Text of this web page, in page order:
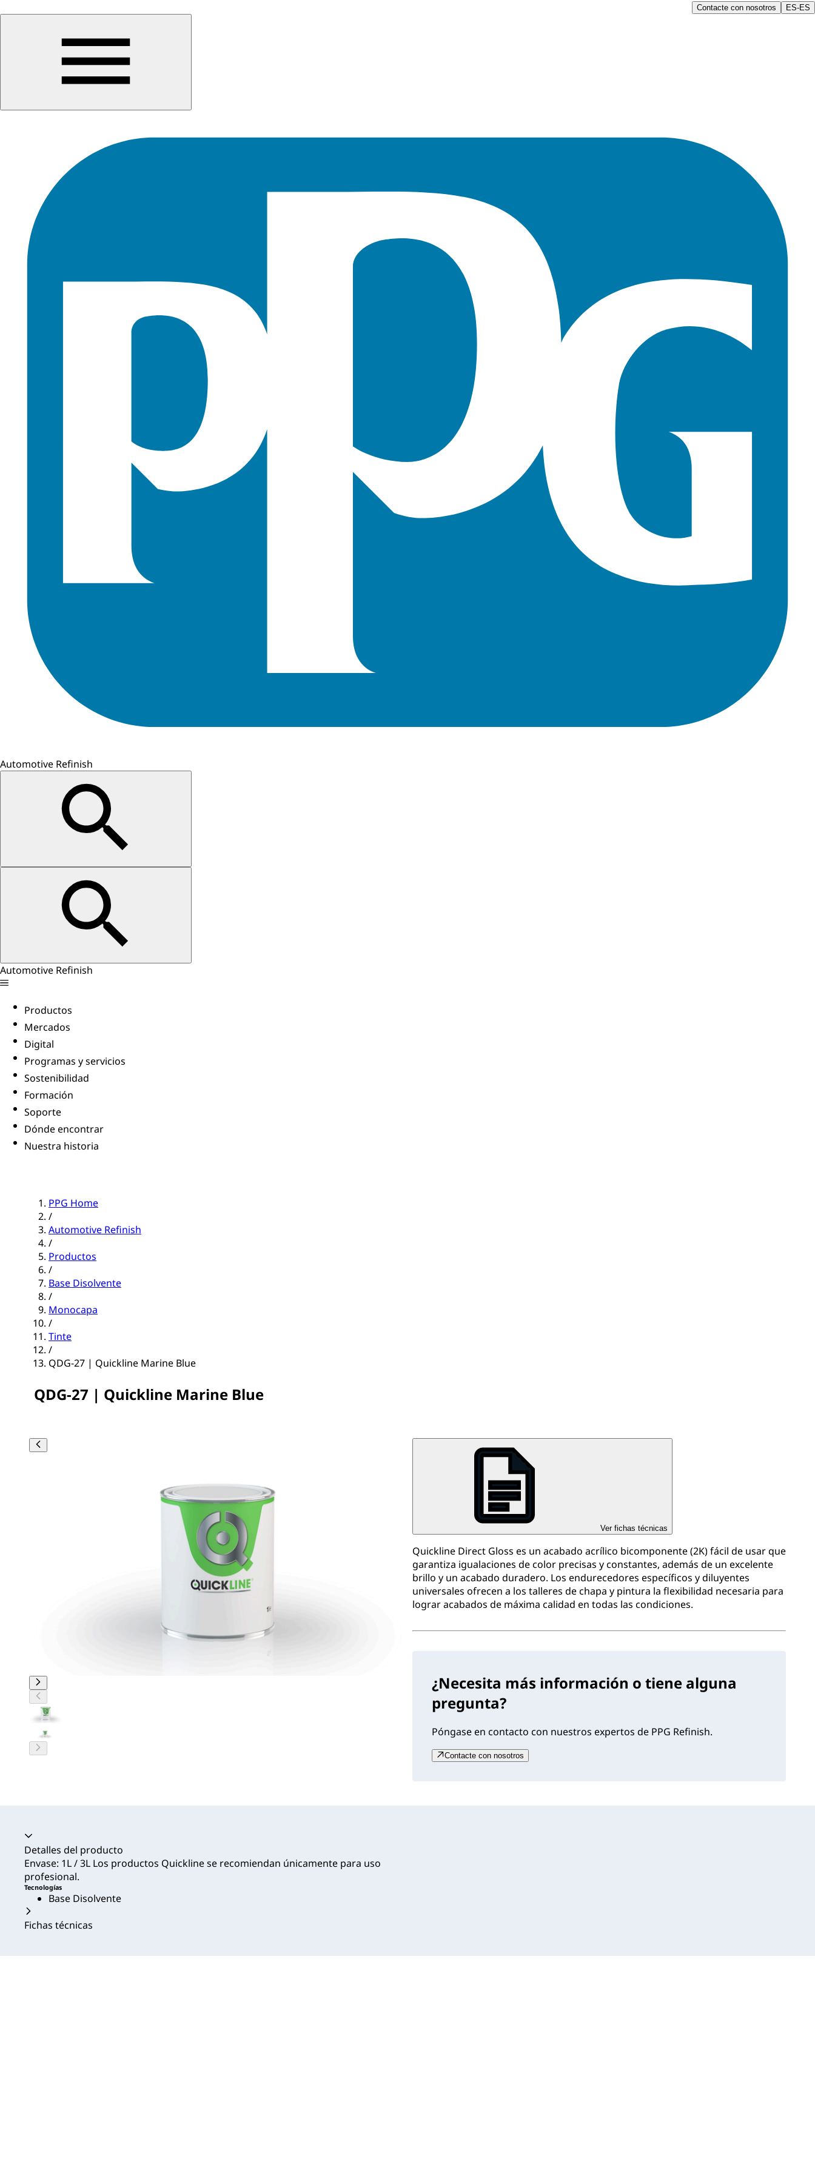
Contacte con nosotros ES-ES
Automotive Refinish
Automotive Refinish
Productos
Mercados
Digital
Programas y servicios
Sostenibilidad
Formación
Soporte
Dónde encontrar
Nuestra historia
PPG Home
/
Automotive Refinish
/
Productos
/
Base Disolvente
/
Monocapa
/
Tinte
/
QDG-27 | Quickline Marine Blue
QDG-27 | Quickline Marine Blue
Ver fichas técnicas
Quickline Direct Gloss es un acabado acrílico bicomponente (2K) fácil de usar que
garantiza igualaciones de color precisas y constantes, además de un excelente
brillo y un acabado duradero. Los endurecedores específicos y diluyentes
universales ofrecen a los talleres de chapa y pintura la flexibilidad necesaria para
lograr acabados de máxima calidad en todas las condiciones.
¿Necesita más información o tiene alguna
pregunta?
Póngase en contacto con nuestros expertos de PPG Refinish.
Contacte con nosotros
Acordeón colapsado
Detalles del producto
Envase: 1L / 3L Los productos Quickline se recomiendan únicamente para uso
profesional.
Tecnologías
Base Disolvente
Fichas técnicas